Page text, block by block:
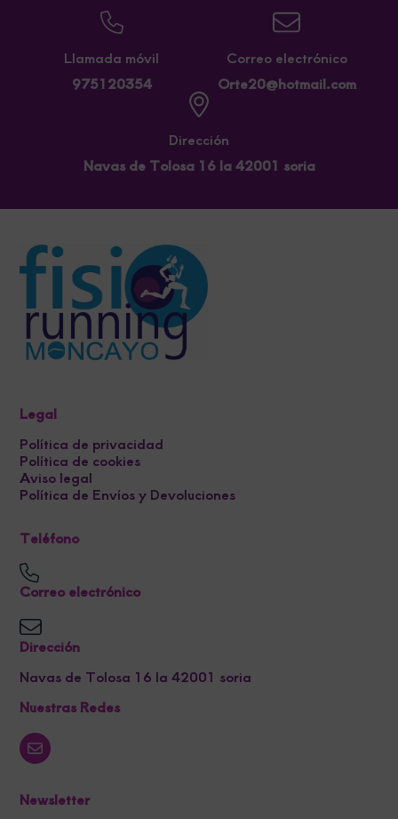
Llamada móvil
975120354
Correo electrónico
Orte20@hotmail.com
Dirección
Navas de Tolosa 16 la 42001 soria
Legal
Política de privacidad
Política de cookies
Aviso legal
Política de Envíos y Devoluciones
Teléfono
Correo electrónico
Dirección
Navas de Tolosa 16 la 42001 soria
Nuestras Redes
Newsletter